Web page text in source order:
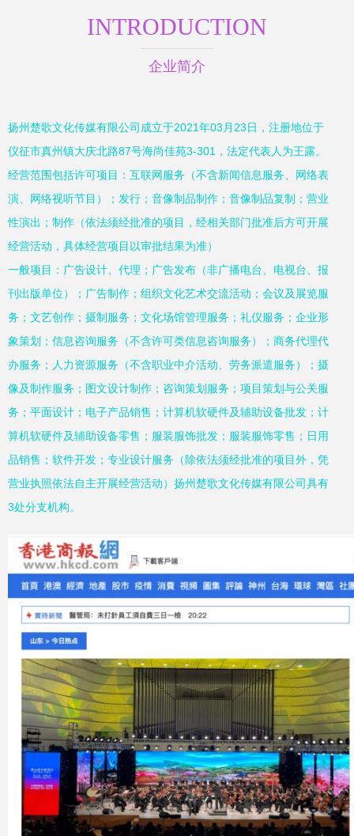
INTRODUCTION
企业简介
扬州楚歌文化传媒有限公司成立于2021年03月23日，注册地位于
仪征市真州镇大庆北路87号海尚佳苑3-301，法定代表人为王露。
经营范围包括许可项目：互联网服务（不含新闻信息服务、网络表
演、网络视听节目）；发行；音像制品制作；音像制品复制；营业
性演出；制作（依法须经批准的项目，经相关部门批准后方可开展
经营活动，具体经营项目以审批结果为准）
一般项目：广告设计、代理；广告发布（非广播电台、电视台、报
刊出版单位）；广告制作；组织文化艺术交流活动；会议及展览服
务；文艺创作；摄制服务；文化场馆管理服务；礼仪服务；企业形
象策划；信息咨询服务（不含许可类信息咨询服务）；商务代理代
办服务；人力资源服务（不含职业中介活动、劳务派遣服务）；摄
像及制作服务；图文设计制作；咨询策划服务；项目策划与公关服
务；平面设计；电子产品销售；计算机软硬件及辅助设备批发；计
算机软硬件及辅助设备零售；服装服饰批发；服装服饰零售；日用
品销售；软件开发；专业设计服务（除依法须经批准的项目外，凭
营业执照依法自主开展经营活动）扬州楚歌文化传媒有限公司具有
3处分支机构。